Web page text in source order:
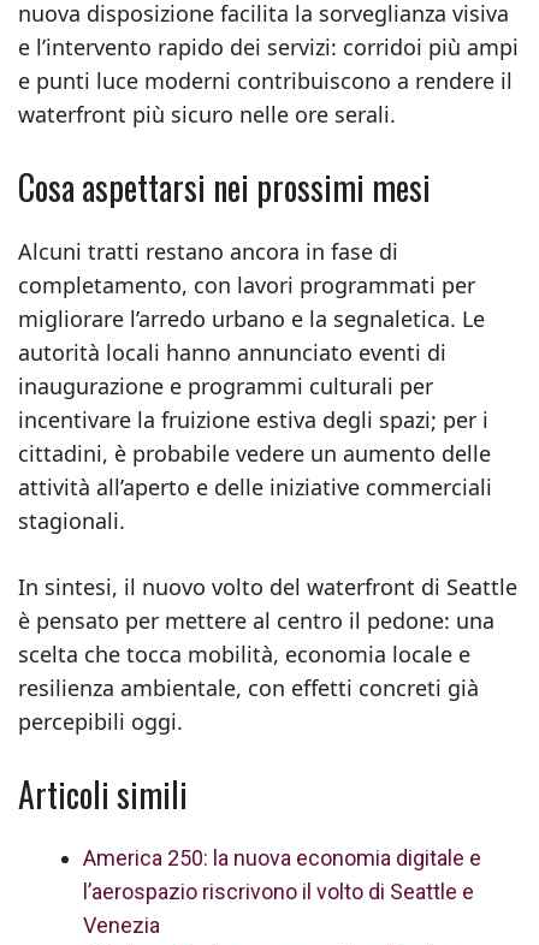
nuova disposizione facilita la sorveglianza visiva
e l’intervento rapido dei servizi: corridoi più ampi
e punti luce moderni contribuiscono a rendere il
waterfront più sicuro nelle ore serali.
Cosa aspettarsi nei prossimi mesi
Alcuni tratti restano ancora in fase di
completamento, con lavori programmati per
migliorare l’arredo urbano e la segnaletica. Le
autorità locali hanno annunciato eventi di
inaugurazione e programmi culturali per
incentivare la fruizione estiva degli spazi; per i
cittadini, è probabile vedere un aumento delle
attività all’aperto e delle iniziative commerciali
stagionali.
In sintesi, il nuovo volto del waterfront di Seattle
è pensato per mettere al centro il pedone: una
scelta che tocca mobilità, economia locale e
resilienza ambientale, con effetti concreti già
percepibili oggi.
Articoli simili
America 250: la nuova economia digitale e
l’aerospazio riscrivono il volto di Seattle e
Venezia